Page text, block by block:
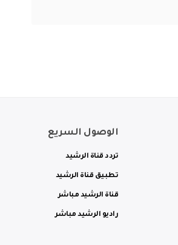
الوصول السريع
تردد قناة الرشيد
تطبيق قناة الرشيد
قناة الرشيد مباشر
راديو الرشيد مباشر